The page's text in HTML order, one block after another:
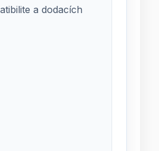
a dodacích